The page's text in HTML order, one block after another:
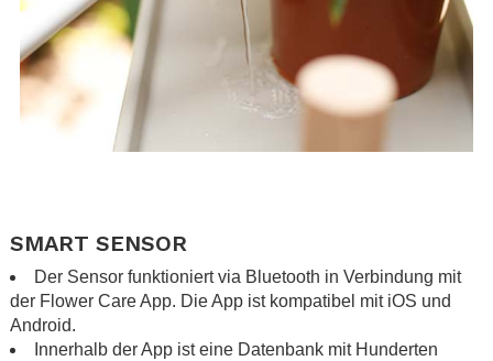
SMART SENSOR
Der Sensor funktioniert via Bluetooth in Verbindung mit
der Flower Care App. Die App ist kompatibel mit iOS und
Android.
Innerhalb der App ist eine Datenbank mit Hunderten